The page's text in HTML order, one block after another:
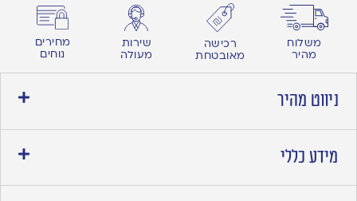
משלוח
מהיר
רכישה
מאובטחת
שירות
מעולה
מחירים
נוחים
ניווט מהיר
מידע כללי